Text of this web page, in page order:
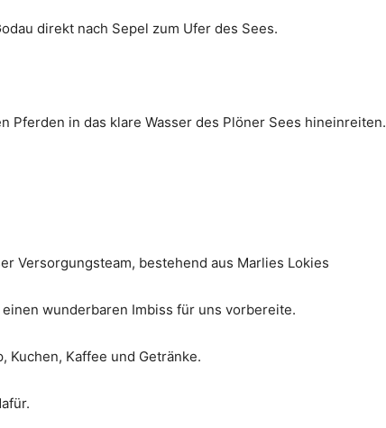
direkt nach Sepel zum Ufer des Sees.
Pferden in das klare Wasser des Plöner Sees hineinreiten.
Versorgungsteam, bestehend aus Marlies Lokies
einen wunderbaren Imbiss für uns vorbereite.
Kuchen, Kaffee und Getränke.